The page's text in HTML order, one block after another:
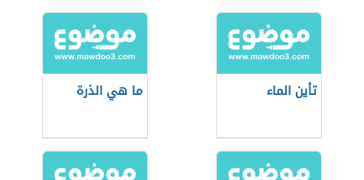
تأين الماء ما هي الذرة